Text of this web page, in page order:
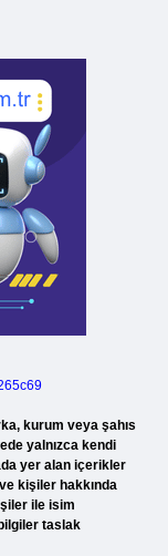
kurum veya şahıs
yalnızca kendi
yer alan içerikler
kişiler hakkında
ile isim
taslak